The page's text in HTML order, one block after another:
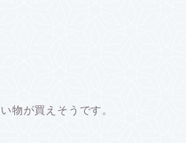
物が買えそうです。